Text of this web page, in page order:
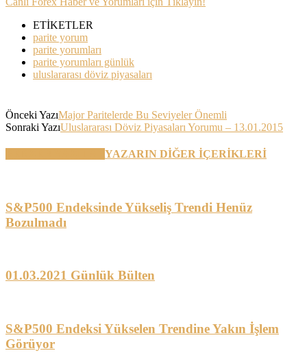
ETİKETLER
parite yorum
parite yorumları
parite yorumları günlük
uluslararası döviz piyasaları
Önceki YazıMajor Paritelerde Bu Seviyeler Önemli
Sonraki YazıUluslararası Döviz Piyasaları Yorumu – 13.01.2015
YAZARIN DİĞER İÇERİKLERİ
S&P500 Endeksinde Yükseliş Trendi Henüz
Bozulmadı
01.03.2021 Günlük Bülten
S&P500 Endeksi Yükselen Trendine Yakın İşlem
Görüyor